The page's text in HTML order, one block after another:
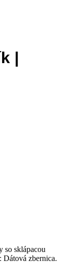
|
so sklápacou
zbernica.